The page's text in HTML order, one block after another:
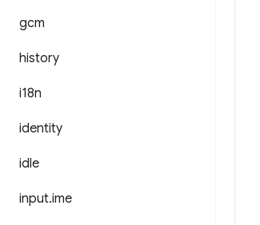
gcm
history
i18n
identity
idle
input.ime